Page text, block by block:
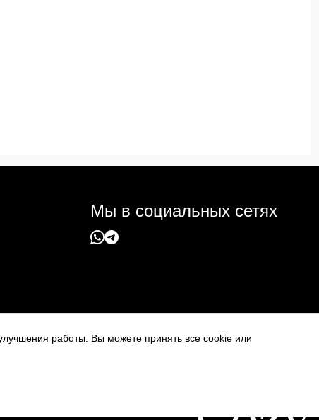
Мы в социальных сетях
работы. Вы можете принять все cookie или